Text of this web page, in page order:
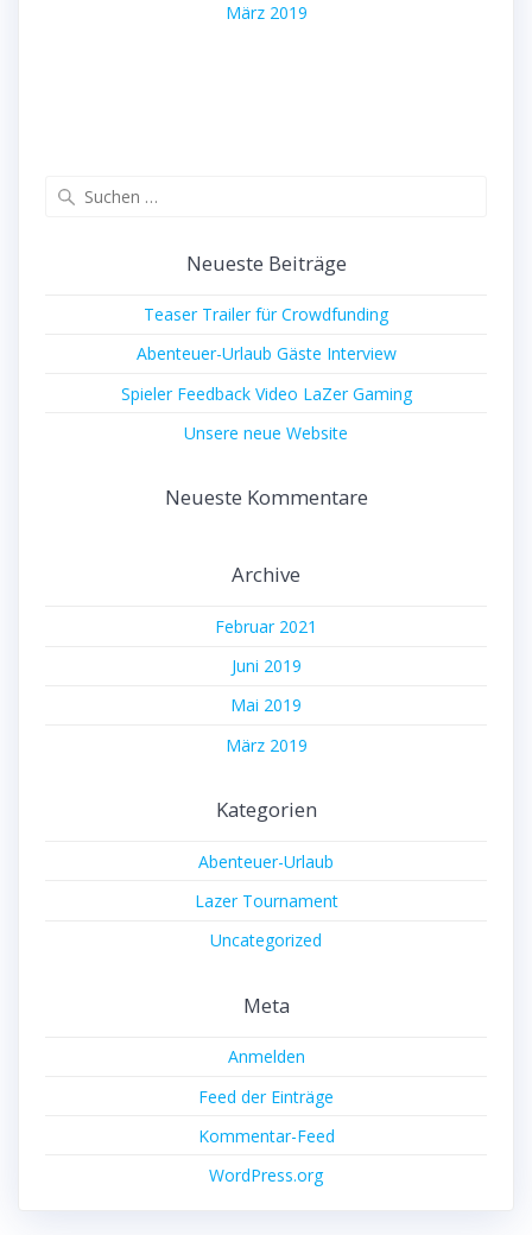
März 2019
Neueste Beiträge
Teaser Trailer für Crowdfunding
Abenteuer-Urlaub Gäste Interview
Spieler Feedback Video LaZer Gaming
Unsere neue Website
Neueste Kommentare
Archive
Februar 2021
Juni 2019
Mai 2019
März 2019
Kategorien
Abenteuer-Urlaub
Lazer Tournament
Uncategorized
Meta
Anmelden
Feed der Einträge
Kommentar-Feed
WordPress.org